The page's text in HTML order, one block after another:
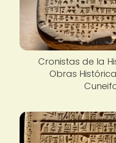
Cronistas de la
Obras